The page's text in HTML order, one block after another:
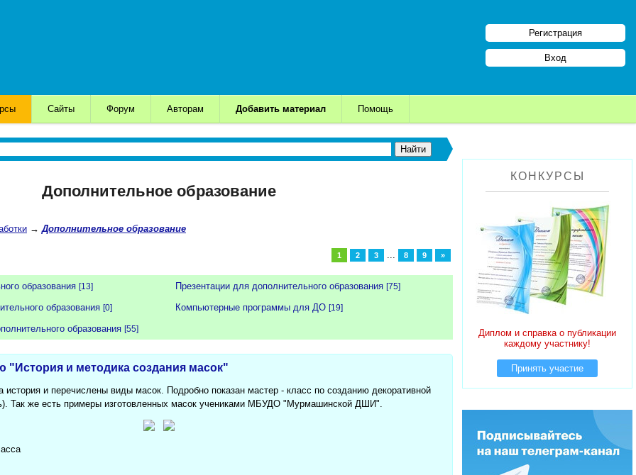
Регистрация
Вход
Сайты Форум Авторам Добавить материал Помощь
Дополнительное образование
→Дополнительное образование
1 2 3 ... 8 9 »
образования [13] Презентации для дополнительного образования [75]
образования [0] Компьютерные программы для ДО [19]
образования [55]
"История и методика создания масок"
история и перечислены виды масок. Подробно показан мастер - класс по созданию декоративной
Так же есть примеры изготовленных масок учениками МБУДО "Мурмашинской ДШИ".
КОНКУРСЫ
Диплом и справка о публикации
каждому участнику!
Принять участие